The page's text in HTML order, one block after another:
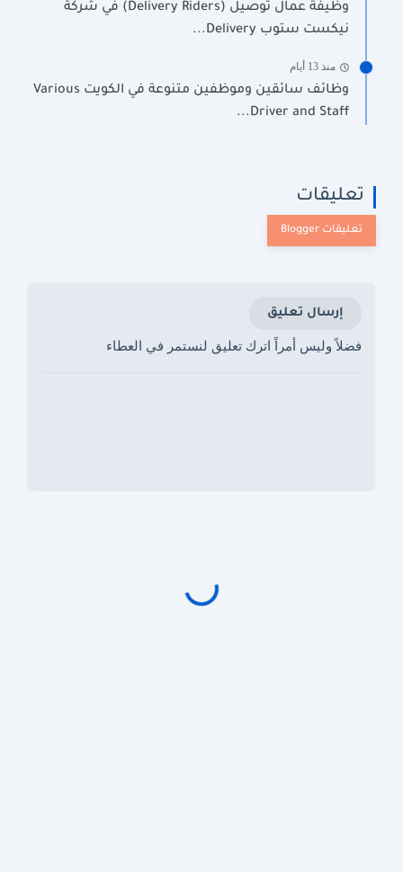
وظيفة عمال توصيل (Delivery Riders) في شركة
نيكست ستوب Delivery...
منذ 13 أيام
وظائف سائقين وموظفين متنوعة في الكويت Various
Driver and Staff...
تعليقات
إرسال تعليق
فضلاً وليس أمراً اترك تعليق لنستمر في العطاء